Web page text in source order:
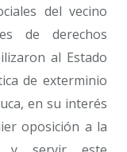
del vecino
de derechos
al Estado
de exterminio
en su interés
oposición a la